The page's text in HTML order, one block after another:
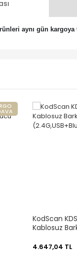
aynı gün
KodScan
Kablosuz
4.647,04 TL